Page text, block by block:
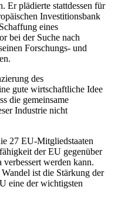
Er plädierte stattdessen für
Investitionsbank
eines
bei der Suche nach
Forschungs- und
des
gute wirtschaftliche Idee
die gemeinsame
Industrie nicht
27 EU-Mitgliedstaaten
der EU gegenüber
werden kann.
ist die Stärkung der
eine der wichtigsten